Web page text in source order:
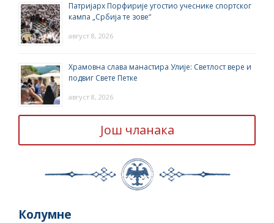
Патријарх Порфирије угостио учеснике спортског
кампа „Србија те зове“
август 8, 2026
Храмовна слава манастира Улије: Светлост вере и
подвиг Свете Петке
август 8, 2026
Још чланака
Колумне